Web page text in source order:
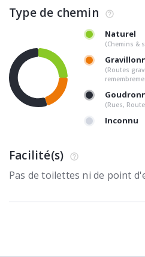
Type de chemin
Naturel
(Chemins &
(Routes
(Rues,
Inconnu
Facilité(s)
Pas de toilettes ni de point